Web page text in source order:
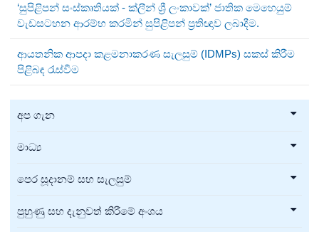
‘සුපිළිපන් සංස්කෘතියක් - ක්ලීන් ශ්‍රී ලංකාවක්’ ජාතික මෙහෙයුම්
වැඩසටහන ආරම්භ කරමින් සුපිළිපන් ප්‍රතිඥාව ලබාදීම.
ආයතනික ආපදා කළමනාකරණ සැලසුම් (IDMPs) සකස් කිරීම
පිළිබඳ රැස්වීම
අප ගැන
මාධ්‍ය
පෙර සූදානම් සහ සැලසුම්
පුහුණු සහ දැනුවත් කිරීමේ අංශය